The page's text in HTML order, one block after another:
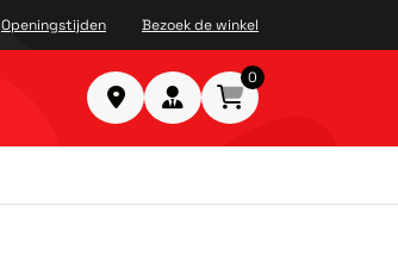
Openingstijden Bezoek de winkel
0